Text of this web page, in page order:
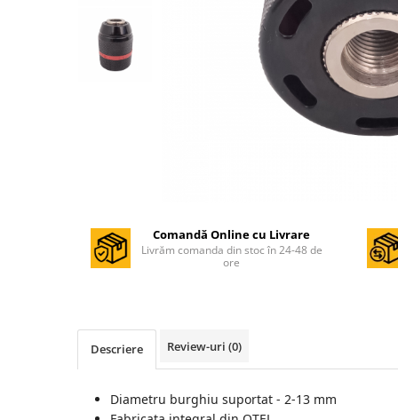
Accesorii masini de gaurit
Masini de gaurit si insurubat
Circulare si fierastraie electrice
Ciocane Rotopercutoare
Acumulatori si incarcatoare
Aparate sudura
Comandă Online cu Livrare
Livrăm comanda din stoc în 24-48 de
ore
Descriere Review-uri (0)
Diametru burghiu suportat - 2-13 mm